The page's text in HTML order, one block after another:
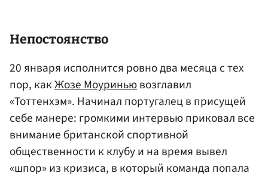
Непостоянство
20 января исполнится ровно два месяца с тех
пор, какЖозе Моуриньювозглавил
«Тоттенхэм». Начинал португалец в присущей
себе манере: громкими интервью приковал все
внимание британской спортивной
общественности к клубу и на время вывел
«шпор» из кризиса, в который команда попала